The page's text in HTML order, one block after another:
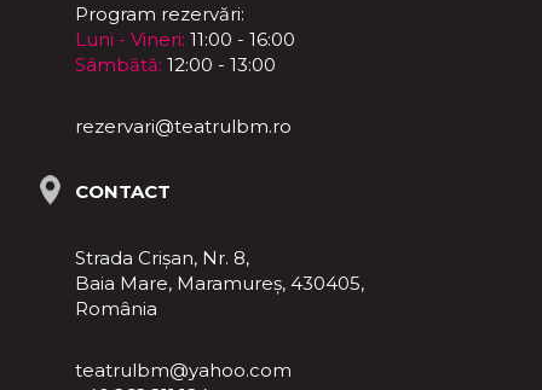
Program rezervări:
Luni - Vineri: 11:00 - 16:00
Sâmbătă: 12:00 - 13:00
rezervari@teatrulbm.ro
CONTACT
Strada Crișan, Nr. 8,
Baia Mare, Maramureş, 430405,
România
teatrulbm@yahoo.com